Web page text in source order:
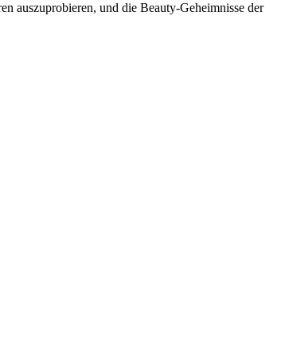
auszuprobieren, und die Beauty-Geheimnisse der